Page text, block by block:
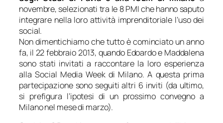
novembre, selezionati tra le 8 PMI che hanno saputo
integrare nella loro attività imprenditoriale l’uso dei
social.
Non dimentichiamo che tutto è cominciato un anno
fa, il 22 febbraio 2013, quando Edoardo e Maddalena
sono stati invitati a raccontare la loro esperienza
alla Social Media Week di Milano. A questa prima
partecipazione sono seguiti altri 6 inviti (da ultimo,
si prefigura l’ipotesi di un prossimo convegno a
Milano nel mese di marzo).